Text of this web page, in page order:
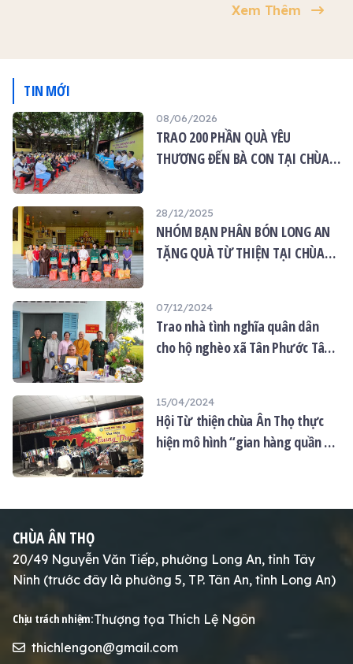
An
Xem Thêm
TIN MỚI
08/06/2026
TRAO 200 PHẦN QUÀ YÊU
THƯƠNG ĐẾN BÀ CON TẠI CHÙA
28/12/2025
NHÓM BẠN PHÂN BÓN LONG AN
TẶNG QUÀ TỪ THIỆN TẠI CHÙA
07/12/2024
Trao nhà tình nghĩa quân dân
cho hộ nghèo xã Tân Phước Tây
15/04/2024
Hội Từ thiện chùa Ân Thọ thực
hiện mô hình “gian hàng quần áo
CHÙA ÂN THỌ
20/49 Nguyễn Văn Tiếp, phường Long An, tỉnh Tây
Ninh (trước đây là phường 5, TP. Tân An, tỉnh Long An)
Chịu trách nhiệm:Thượng tọa Thích Lệ Ngôn
thichlengon@gmail.com